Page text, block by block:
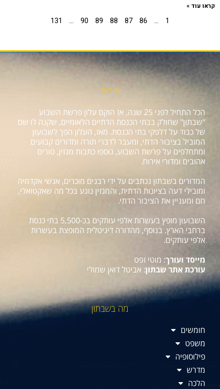
קראו עוד »
1
…
86
87
88
89
90
…
131
אודות
הכל התחיל לפני 25 שנה, אז הוקם עלון פרשת השבוע
"שבתון" שחולק בבתי הכנסת הדתיים הלאומיים, שקנה לו שם
של כבוד על דלפקי בתי הכנסת. מאז, העלון הפך לשבועון
המוביל בציבור הדתי, ומעבר לדברי תורה ומדורים קבועים
ומתחלפים על פרשת השבוע, נוספו כתבות מגזין, טורים
אהובים ומדורי אירוח.
המדורים בשבתון נכתבים על ידי רבנים מוכרים, אנשי אקדמיה
ומובילי דעה בציונות הדתית, והמגזין נוגע בכל מה שאקטואלי,
חם ומעניין את הציבור הדתי.
השבועון מופץ בעשרות אלפי עותקים בכ-5,500 בתי כנסת
ברחבי הארץ. בנוסף, מהדורה דיגיטלית המופצת בעשרות
אלפי עותקים.
מייסד ועורך: מוטי זפט
עורכת אתר שבתון: אביטל דואן שמולי
מה בשבתון
חומשים
משפט
פילוסופיה
מדרש
הלכה